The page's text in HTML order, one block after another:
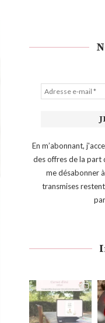
En m’abonnant,
des offres de la part
me désabonner
transmises